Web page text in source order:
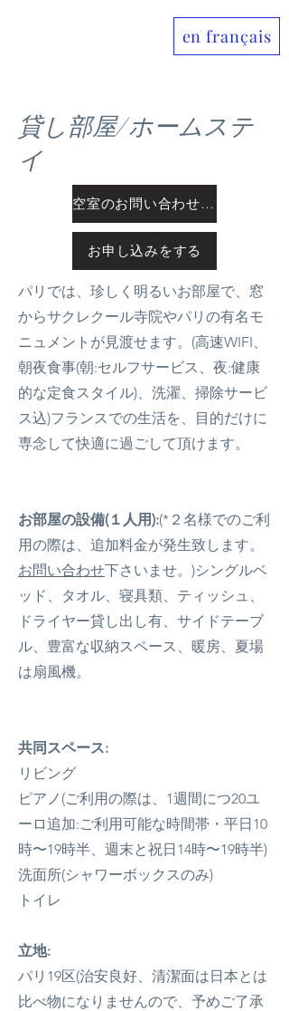
en français
貸し部屋/ホームステ
イ
空室のお問い合わせをする
お申し込みをする
パリでは、珍しく明るいお部屋で、窓
からサクレクール寺院やパリの有名モ
ニュメントが見渡せます。(高速WIFI、
朝夜食事(朝:セルフサービス、夜:健康
的な定食スタイル)、洗濯、掃除サービ
ス込)フランスでの生活を、目的だけに
専念して快適に過ごして頂けます。
お部屋の設備(１人用):(*２名様でのご利
用の際は、追加料金が発生致します。
お問い合わせ下さいませ。)シングルベ
ッド、タオル、寝具類、ティッシュ、
ドライヤー貸し出し有、サイドテーブ
ル、豊富な収納スペース、暖房、夏場
は扇風機。
共同スペース:
リビング
ピアノ(ご利用の際は、1週間につ20ユ
ーロ追加:ご利用可能な時間帯・平日10
時〜19時半、週末と祝日14時〜19時半)
洗面所(シャワーボックスのみ)
トイレ
立地:
パリ19区(治安良好、清潔面は日本とは
比べ物になりませんので、予めご了承